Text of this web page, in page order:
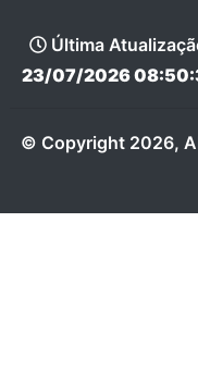
Última
23/07/2026
© Copyright 2026,